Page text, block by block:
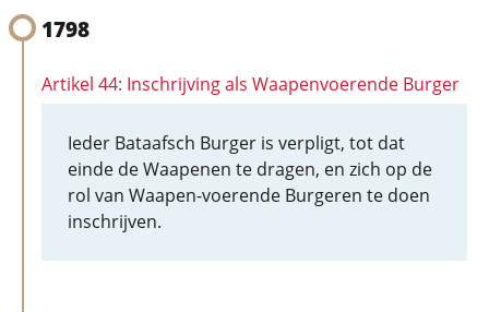
1798
Artikel 44: Inschrijving als Waapenvoerende Burger
Ieder Bataafsch Burger is verpligt, tot dat
einde de Waapenen te dragen, en zich op de
rol van Waapen-voerende Burgeren te doen
inschrijven.